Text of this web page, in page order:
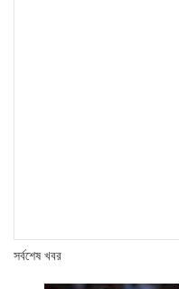
সর্বশেষ খবর